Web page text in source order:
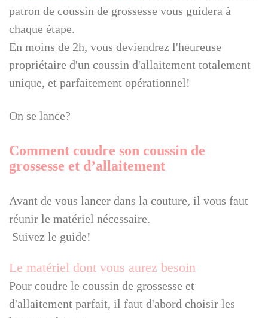
patron de coussin de grossesse vous guidera à
chaque étape.
En moins de 2h, vous deviendrez l'heureuse
propriétaire d'un coussin d'allaitement totalement
unique, et parfaitement opérationnel!
On se lance?
Comment coudre son coussin de
grossesse et d’allaitement
Avant de vous lancer dans la couture, il vous faut
réunir le matériel nécessaire.
Suivez le guide!
Le matériel dont vous aurez besoin
Pour coudre le coussin de grossesse et
d'allaitement parfait, il faut d'abord choisir les